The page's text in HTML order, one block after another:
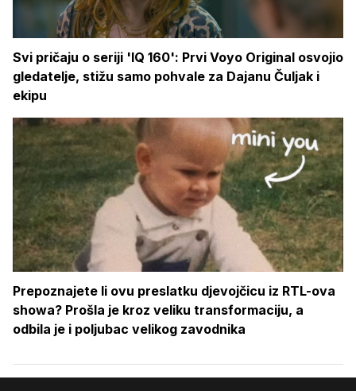
Svi pričaju o seriji 'IQ 160': Prvi Voyo Original osvojio
gledatelje, stižu samo pohvale za Dajanu Čuljak i
ekipu
Prepoznajete li ovu preslatku djevojčicu iz RTL-ova
showa? Prošla je kroz veliku transformaciju, a
odbila je i poljubac velikog zavodnika